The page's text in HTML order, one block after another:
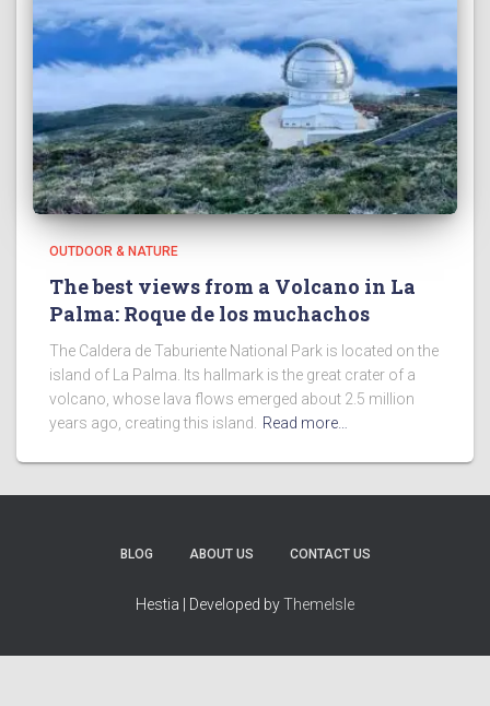
OUTDOOR & NATURE
The best views from a Volcano in La
Palma: Roque de los muchachos
The Caldera de Taburiente National Park is located on the
island of La Palma. Its hallmark is the great crater of a
volcano, whose lava flows emerged about 2.5 million
years ago, creating this island.
Read more…
BLOG ABOUT US CONTACT US
Hestia | Developed byThemeIsle